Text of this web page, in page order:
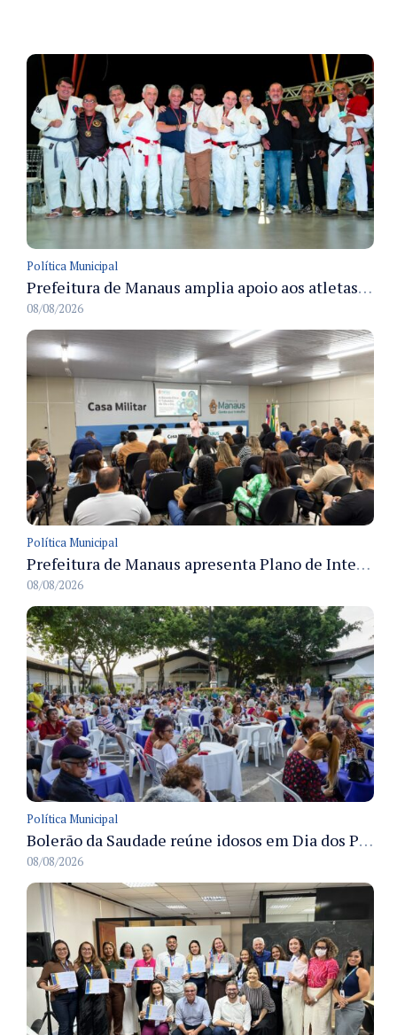
Política Municipal
Prefeitura de Manaus amplia apoio aos atletas de 100 para 150 beneficiados a partir do próximo ano
08/08/2026
Política Municipal
Prefeitura de Manaus apresenta Plano de Integridade da CGM e qualifica servidores para governança e conformidade no biênio 2027-2028
08/08/2026
Política Municipal
Bolerão da Saudade reúne idosos em Dia dos Pais promovido pela Fundação Dr. Thomas em Manaus
08/08/2026